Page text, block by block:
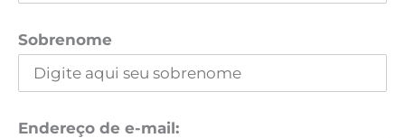
Sobrenome
Endereço de e-mail: